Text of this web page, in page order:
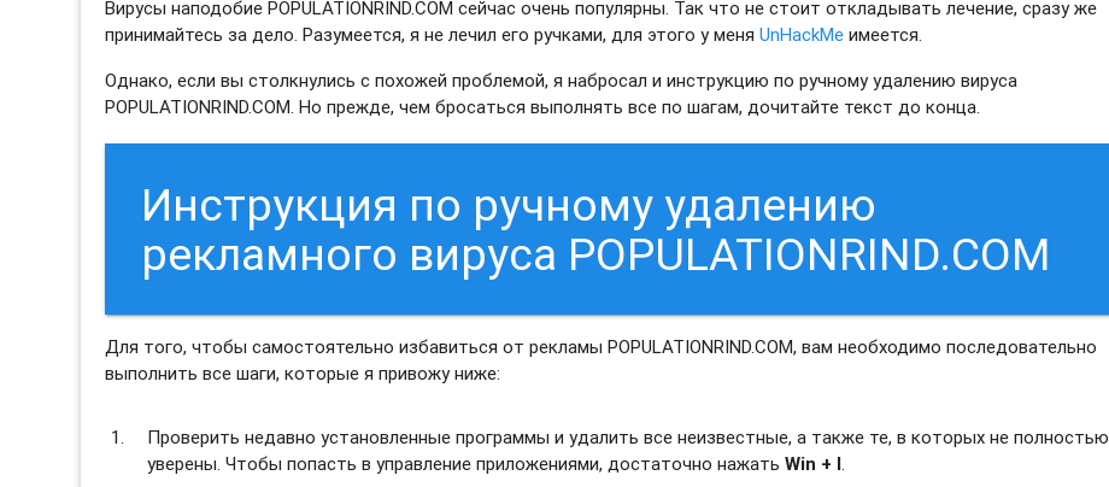
Вирусы наподобие POPULATIONRIND.COM сейчас очень популярны. Так что не стоит откладывать лечение, сразу же
принимайтесь за дело. Разумеется, я не лечил его ручками, для этого у меняUnHackMe имеется.
Однако, если вы столкнулись с похожей проблемой, я набросал и инструкцию по ручному удалению вируса
POPULATIONRIND.COM. Но прежде, чем бросаться выполнять все по шагам, дочитайте текст до конца.
Инструкция по ручному удалению
рекламного вируса POPULATIONRIND.COM
Для того, чтобы самостоятельно избавиться от рекламы POPULATIONRIND.COM, вам необходимо последовательно
выполнить все шаги, которые я привожу ниже:
Проверить недавно установленные программы и удалить все неизвестные, а также те, в которых не полностью
уверены. Чтобы попасть в управление приложениями, достаточно нажатьWin + I